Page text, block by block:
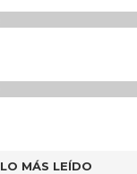
LO MÁS LEÍDO